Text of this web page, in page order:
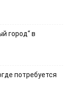
город“ в
потребуется